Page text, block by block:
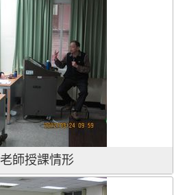
老師授課情形